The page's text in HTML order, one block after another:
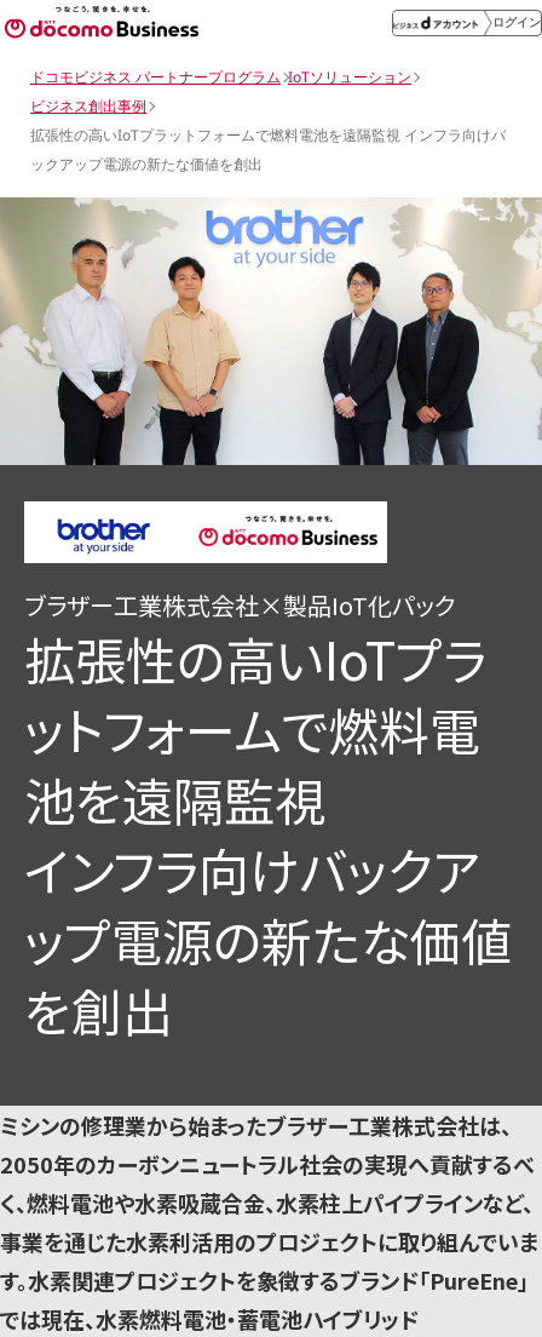
ログイン
ドコモビジネス パートナープログラム IoTソリューション
ビジネス創出事例
拡張性の高いIoTプラットフォームで燃料電池を遠隔監視 インフラ向けバ
ックアップ電源の新たな価値を創出
ブラザー工業株式会社×製品IoT化パック
拡張性の高いIoTプラ
ットフォームで燃料電
池を遠隔監視
インフラ向けバックア
ップ電源の新たな価値
を創出
ミシンの修理業から始まったブラザー工業株式会社は、
2050年のカーボンニュートラル社会の実現へ貢献するべ
く、燃料電池や水素吸蔵合金、水素柱上パイプラインなど、
事業を通じた水素利活用のプロジェクトに取り組んでいま
す。水素関連プロジェクトを象徴するブランド「PureEne」
では現在、水素燃料電池・蓄電池ハイブリッド